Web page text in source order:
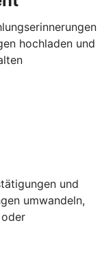
hochladen und
und
umwandeln,